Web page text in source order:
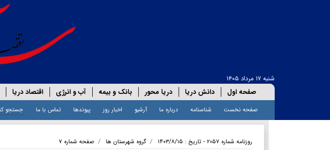
شنبه ۱۷ مرداد ۱۴۰۵
صفحه اول دانش دریا دریا محور بانک و بیمه آب و انرژی اقتصاد دریا
صفحه نخست شناسنامه درباره ما آرشیو اخبار روز پیوندها تماس با ما
روزنامه شماره ۲۰۵۷ - تاریخ : ۱۴۰۳/۸/۱۵ گروه شهرستان ها صفحه شماره ۷